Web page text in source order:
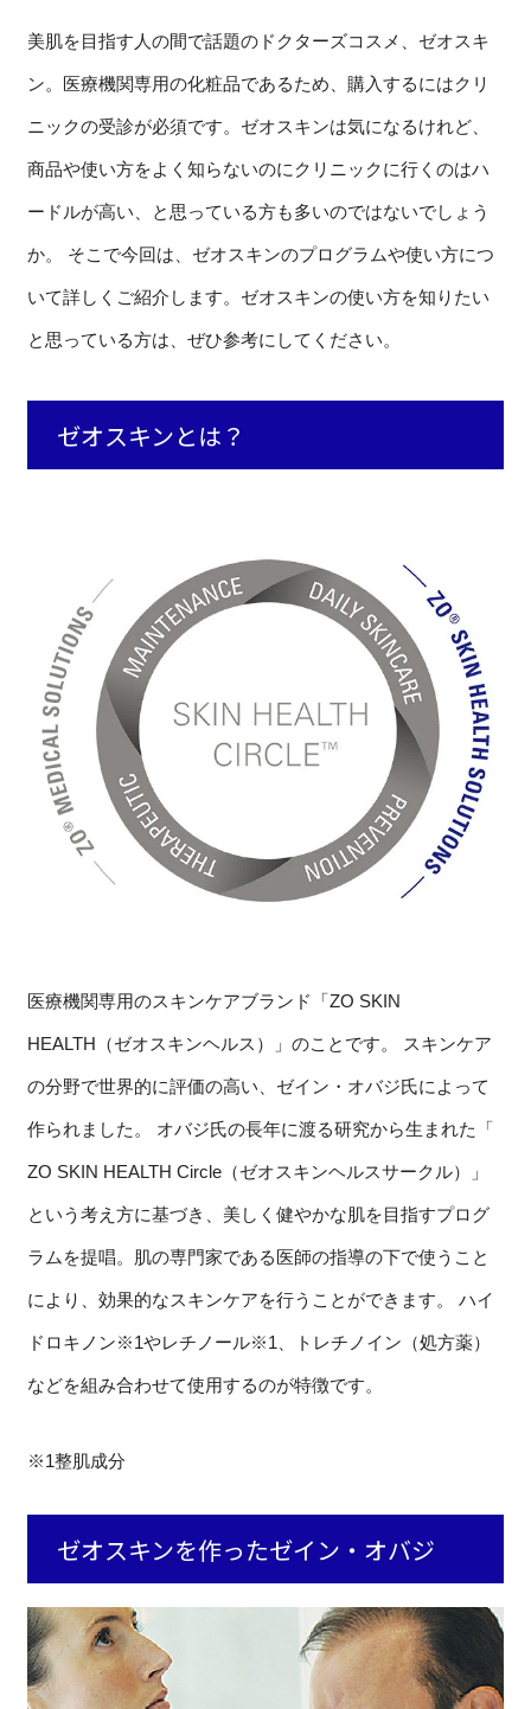
美肌を目指す人の間で話題のドクターズコスメ、ゼオスキ
ン。医療機関専用の化粧品であるため、購入するにはクリ
ニックの受診が必須です。ゼオスキンは気になるけれど、
商品や使い方をよく知らないのにクリニックに行くのはハ
ードルが高い、と思っている方も多いのではないでしょう
か。 そこで今回は、ゼオスキンのプログラムや使い方につ
いて詳しくご紹介します。ゼオスキンの使い方を知りたい
と思っている方は、ぜひ参考にしてください。
ゼオスキンとは？
医療機関専用のスキンケアブランド「ZO SKIN
HEALTH（ゼオスキンヘルス）」のことです。 スキンケア
の分野で世界的に評価の高い、ゼイン・オバジ氏によって
作られました。 オバジ氏の長年に渡る研究から生まれた「
ZO SKIN HEALTH Circle（ゼオスキンヘルスサークル）」
という考え方に基づき、美しく健やかな肌を目指すプログ
ラムを提唱。肌の専門家である医師の指導の下で使うこと
により、効果的なスキンケアを行うことができます。 ハイ
ドロキノン※1やレチノール※1、トレチノイン（処方薬）
などを組み合わせて使用するのが特徴です。
※1整肌成分
ゼオスキンを作ったゼイン・オバジ